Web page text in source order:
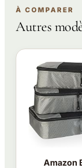
À COMPARER
Autres
Amazon